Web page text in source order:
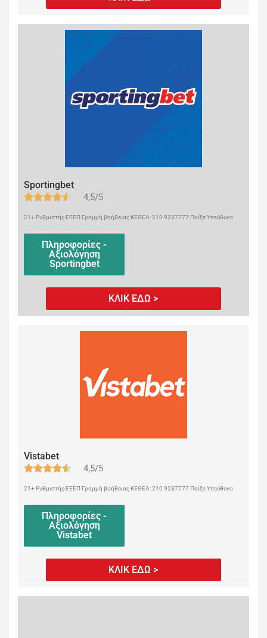
Sportingbet
4,5/5
21+ Ρυθμιστής ΕΕΕΠ Γραμμή βοήθειας ΚΕΘΕΑ: 210 9237777 Παίξε Υπεύθυνα
Πληροφορίες -
Αξιολόγηση
Sportingbet
ΚΛΙΚ ΕΔΩ >
Vistabet
4,5/5
21+ Ρυθμιστής ΕΕΕΠ Γραμμή βοήθειας ΚΕΘΕΑ: 210 9237777 Παίξε Υπεύθυνα
Πληροφορίες -
Αξιολόγηση
Vistabet
ΚΛΙΚ ΕΔΩ >